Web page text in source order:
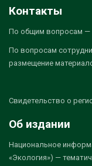
Контакты
По общим вопросам —
По вопросам
размещение
Свидетельство о
Об издании
Национальное
«Экология») —